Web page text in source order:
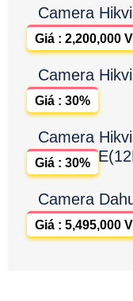
Camera
Giá : 2,200,000
Camera
Giá : 30%
Camera
Giá : 30%
Camera
Giá : 5,495,000